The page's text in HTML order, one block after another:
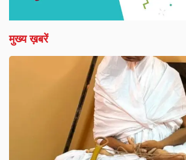
मुख्य ख़बरें